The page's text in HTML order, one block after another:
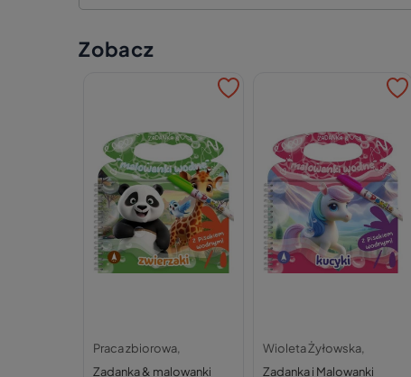
Zobacz
Praca zbiorowa,
Zadanka & malowanki
Wioleta Żyłowska,
Zadanka i Malowanki